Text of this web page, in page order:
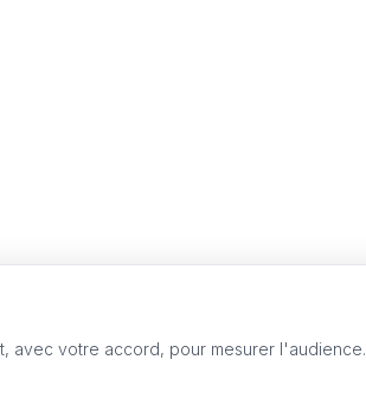
avec votre accord, pour mesurer l'audience.